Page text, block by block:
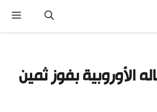
الأوروبية بفوز ثمين